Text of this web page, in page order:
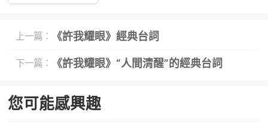
上一篇： 《許我耀眼》經典台詞
下一篇： 《許我耀眼》“人間清醒”的經典台詞
您可能感興趣